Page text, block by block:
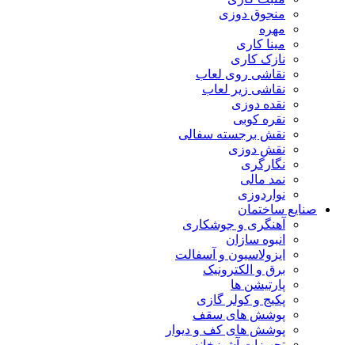
منجوق دوزی
مهره
مینا کاری
نازک کاری
نقاشی روی لعاب
نقاشی زیر لعاب
نقده دوزی
نقره کوبی
نقش برجسته سفالی
نقش دوزی
نگارگری
نمد مالی
نواردوزی
صنایع ساختمان
آهنگری و جوشکاری
انبوه سازان
ایزولاسیون و آسفالت
برق و الکترونیک
پارتیشن ها
پکیج و کولر گازی
پوشش های سقف
پوشش های کف و دیوار